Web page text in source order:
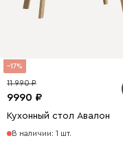
17
9990
11 990
Кухонный стол Авалон
В наличии: 1 шт.